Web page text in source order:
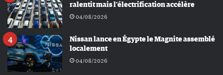
ralentit mais l’électrification accélère
04/08/2026
Nissan lance en Égypte le Magnite assemblé
localement
04/08/2026